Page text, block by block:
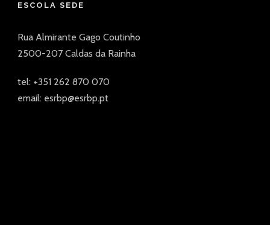
ESCOLA SEDE
Rua Almirante Gago Coutinho
2500-207 Caldas da Rainha
tel: +351 262 870 070
email: esrbp@esrbp.pt